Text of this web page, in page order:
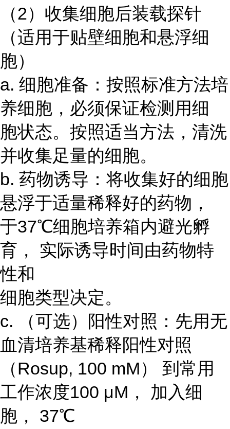
（2）收集细胞后装载探针
（适用于贴壁细胞和悬浮细
胞）
a. 细胞准备：按照标准方法培
养细胞，必须保证检测用细
胞状态。按照适当方法，清洗
并收集足量的细胞。
b. 药物诱导：将收集好的细胞
悬浮于适量稀释好的药物，
于37℃细胞培养箱内避光孵
育， 实际诱导时间由药物特
性和
细胞类型决定。
c. （可选）阳性对照：先用无
血清培养基稀释阳性对照
（Rosup, 100 mM） 到常用
工作浓度100 μM， 加入细
胞， 37℃